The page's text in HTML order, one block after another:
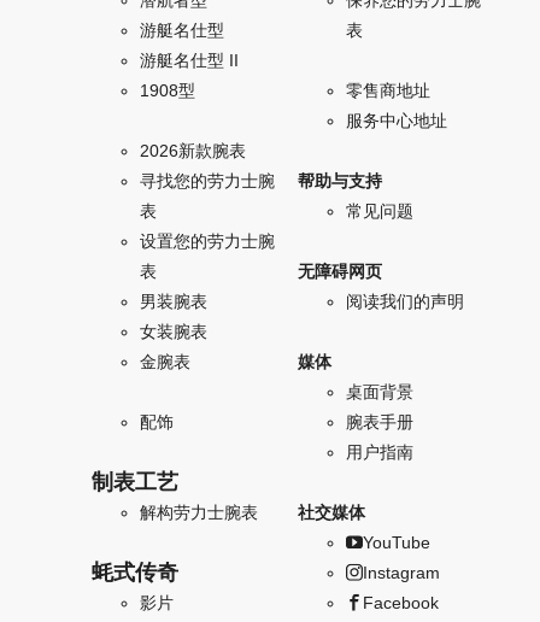
游艇名仕型
游艇名仕型 II
1908型
2026新款腕表
寻找您的劳力士腕
表
设置您的劳力士腕
表
男装腕表
女装腕表
金腕表
配饰
制表工艺
解构劳力士腕表
蚝式传奇
影片
表
零售商地址
服务中心地址
帮助与支持
常见问题
无障碍网页
阅读我们的声明
媒体
桌面背景
腕表手册
用户指南
社交媒体
YouTube
Instagram
Facebook